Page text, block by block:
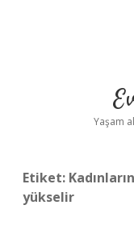
Yaşam
Etiket:
yükselir